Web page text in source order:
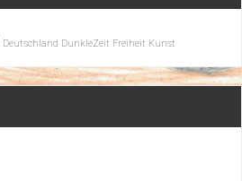
Deutschland DunkleZeit Freiheit Kunst